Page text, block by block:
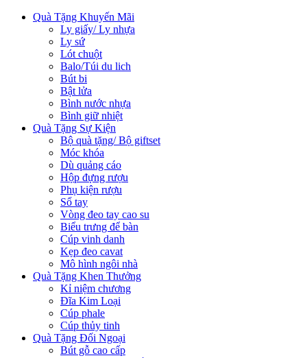
Quà Tặng Khuyến Mãi
Ly giấy/ Ly nhựa
Ly sứ
Lót chuột
Balo/Túi du lich
Bút bi
Bật lửa
Bình nước nhựa
Bình giữ nhiệt
Quà Tặng Sự Kiện
Bộ quà tặng/ Bộ giftset
Móc khóa
Dù quảng cáo
Hộp đựng rượu
Phụ kiện rượu
Sổ tay
Vòng đeo tay cao su
Biểu trưng để bàn
Cúp vinh danh
Kẹp đeo cavat
Mô hình ngôi nhà
Quà Tặng Khen Thưởng
Kỉ niệm chương
Đĩa Kim Loại
Cúp phale
Cúp thủy tinh
Quà Tặng Đối Ngoại
Bút gỗ cao cấp